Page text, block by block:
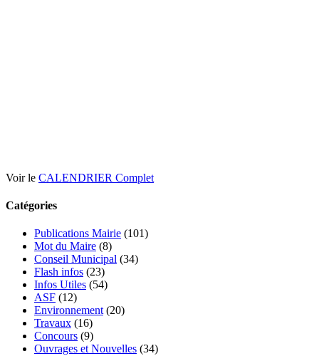
Voir le CALENDRIER Complet
Catégories
Publications Mairie (101)
Mot du Maire (8)
Conseil Municipal (34)
Flash infos (23)
Infos Utiles (54)
ASF (12)
Environnement (20)
Travaux (16)
Concours (9)
Ouvrages et Nouvelles (34)